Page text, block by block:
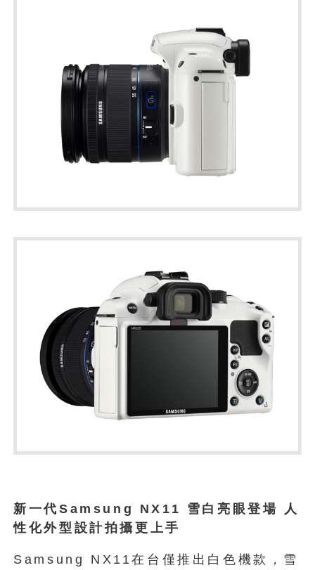
新一代Samsung NX11 雪白亮眼登場 人
性化外型設計拍攝更上手
Samsung NX11在台僅推出白色機款，雪